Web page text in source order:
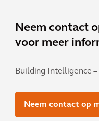
Neem contact
voor meer
Building Intelligence
Neem contact op